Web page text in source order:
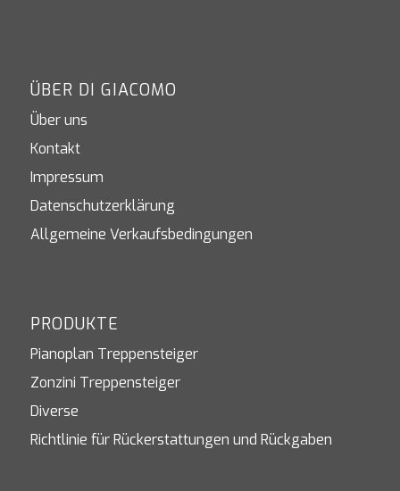
ÜBER DI GIACOMO
Über uns
Kontakt
Impressum
Datenschutzerklärung
Allgemeine Verkaufsbedingungen
PRODUKTE
Pianoplan Treppensteiger
Zonzini Treppensteiger
Diverse
Richtlinie für Rückerstattungen und Rückgaben